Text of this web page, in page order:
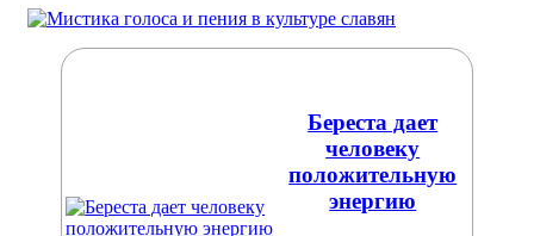
Береста дает
человеку
положительную
энергию